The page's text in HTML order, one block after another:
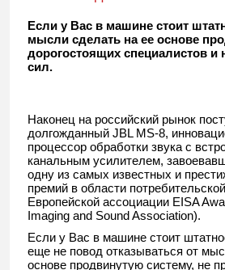
Если у Вас в машине стоит
мысли сделать на ее основе
дорогостоящих специалистов и
сил.
Наконец на российский рынок
долгожданный JBL MS-8,
процессор обработки звука с
канальным усилителем,
одну из самых известных и
премий в области
Европейской ассоциации EISA
Imaging and Sound Association).
Если у Вас в машине стоит
еще не повод отказываться от
основе продвинутую систему, не